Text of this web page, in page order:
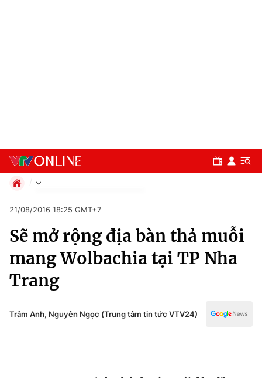
Chuyên mục
Chính trị
Xã hội
Pháp luật
Thể thao
Truyền hình
Văn hóa - Giải trí
Đời sống
21/08/2016 18:25 GMT+7
Sẽ mở rộng địa bàn thả muỗi
mang Wolbachia tại TP Nha
Trang
Trâm Anh, Nguyên Ngọc (Trung tâm tin tức VTV24)